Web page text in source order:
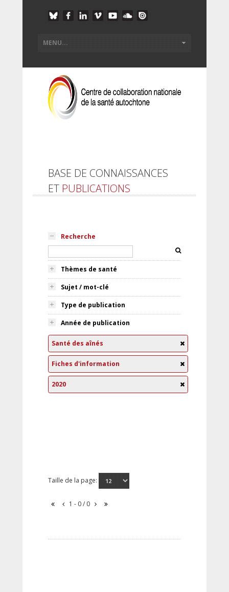
BASE DE CONNAISSANCES
ET PUBLICATIONS
Recherche
Thèmes de santé
Sujet / mot-clé
Type de publication
Année de publication
Santé des aînés
Fiches d'information
2020
Taille de la page:
1 - 0 / 0